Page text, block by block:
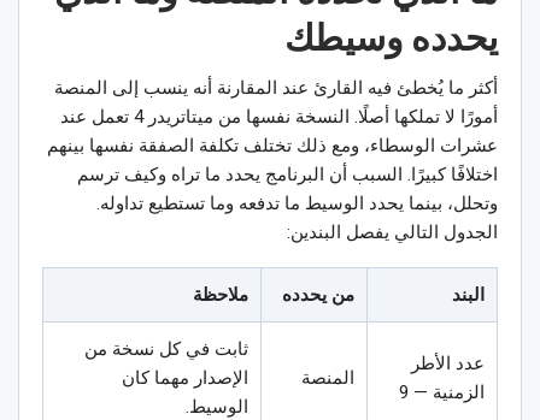
يحدده وسيطك
أكثر ما يُخطئ فيه القارئ عند المقارنة أنه ينسب إلى المنصة
أمورًا لا تملكها أصلًا. النسخة نفسها من ميتاتريدر 4 تعمل عند
عشرات الوسطاء، ومع ذلك تختلف تكلفة الصفقة نفسها بينهم
اختلافًا كبيرًا. السبب أن البرنامج يحدد ما تراه وكيف ترسم
وتحلل، بينما يحدد الوسيط ما تدفعه وما تستطيع تداوله.
الجدول التالي يفصل البندين:
البند من يحدده ملاحظة
عدد الأطر
الزمنية — 9
المنصة
ثابت في كل نسخة من
الإصدار مهما كان
الوسيط.